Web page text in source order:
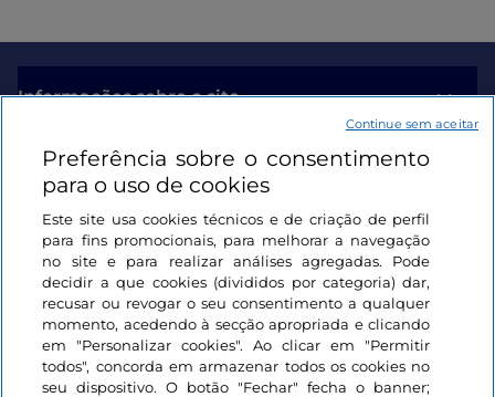
Informações sobre o site
Ligações úteis
Iniciar sessão
Mantenha-se em contacto
Preferência sobre o consentimento
para o uso de cookies
Este site usa cookies técnicos e de criação de perfil
para fins promocionais, para melhorar a navegação
no site e para realizar análises agregadas. Pode
decidir a que cookies (divididos por categoria) dar,
recusar ou revogar o seu consentimento a qualquer
momento, acedendo à secção apropriada e clicando
em "Personalizar cookies". Ao clicar em "Permitir
todos", concorda em armazenar todos os cookies no
seu dispositivo. O botão "Fechar" fecha o banner;
Continue sem aceitar